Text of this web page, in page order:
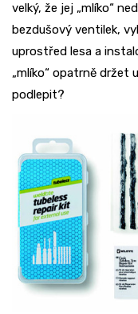
velký, že jej „mlíko“
bezdušový ventilek,
uprostřed lesa a
„mlíko“ opatrně
podlepit?